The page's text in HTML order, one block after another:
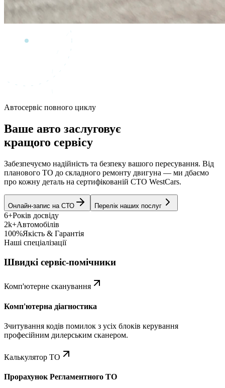
Автосервіс повного циклу
Ваше авто заслуговує
кращого сервісу
Забезпечуємо надійність та безпеку вашого пересування. Від
планового ТО до складного ремонту двигуна — ми дбаємо
про кожну деталь на сертифікованій СТО WestCars.
Онлайн-запис на СТО Перелік наших послуг
6+Років досвіду
2k+Автомобілів
100%Якість & Гарантія
Наші спеціалізації
Швидкі сервіс-помічники
Комп'ютерне сканування
Комп'ютерна діагностика
Зчитування кодів помилок з усіх блоків керування
професійним дилерським сканером.
Калькулятор ТО
Прорахунок Регламентного ТО